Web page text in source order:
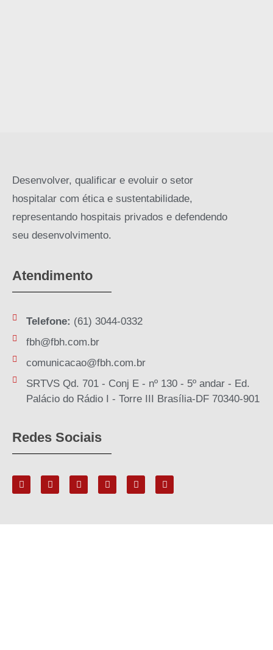
Desenvolver, qualificar e evoluir o setor
hospitalar com ética e sustentabilidade,
representando hospitais privados e defendendo
seu desenvolvimento.
Atendimento
Telefone: (61) 3044-0332
fbh@fbh.com.br
comunicacao@fbh.com.br
SRTVS Qd. 701 - Conj E - nº 130 - 5º andar - Ed.
Palácio do Rádio I - Torre III Brasília-DF 70340-901
Redes Sociais